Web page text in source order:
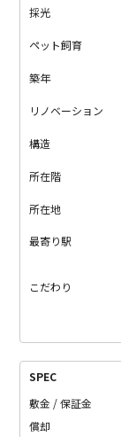
採光
ペット飼育
築年
リノベーション
構造
所在階
所在地
最寄り駅
こだわり
SPEC
敷金 / 保証金
償却